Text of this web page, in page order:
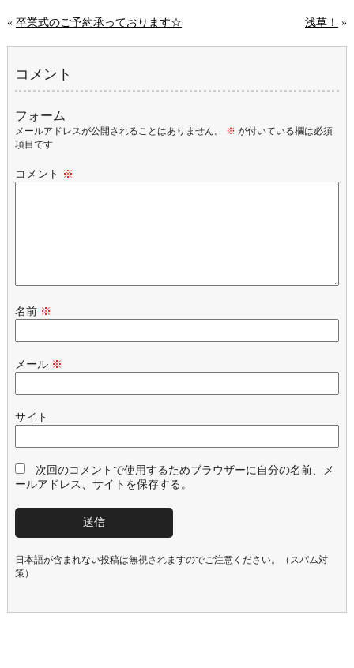
« 卒業式のご予約承っております☆ 浅草！ »
コメント
フォーム
メールアドレスが公開されることはありません。 ※ が付いている欄は必須
項目です
コメント ※
名前 ※
メール ※
サイト
次回のコメントで使用するためブラウザーに自分の名前、メ
ールアドレス、サイトを保存する。
日本語が含まれない投稿は無視されますのでご注意ください。（スパム対
策）